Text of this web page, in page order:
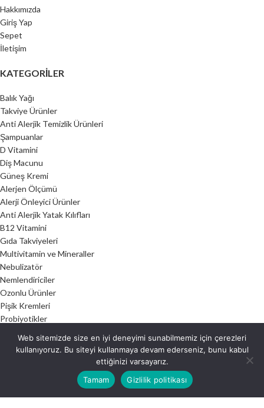
Hakkımızda
Giriş Yap
Sepet
İletişim
KATEGORILER
Balık Yağı
Takviye Ürünler
Anti Alerjik Temizlik Ürünleri
Şampuanlar
D Vitamini
Diş Macunu
Güneş Kremi
Alerjen Ölçümü
Alerji Önleyici Ürünler
Anti Alerjik Yatak Kılıfları
B12 Vitamini
Gıda Takviyeleri
Multivitamin ve Mineraller
Nebulizatör
Nemlendiriciler
Ozonlu Ürünler
Pişik Kremleri
Probiyotikler
Kulak Temizliği ve Bakımı
Hava Temizleme Cihazları
Web sitemizde size en iyi deneyimi sunabilmemiz için çerezleri
kullanıyoruz. Bu siteyi kullanmaya devam ederseniz, bunu kabul
ettiğinizi varsayarız.
Tamam
Gizlilik politikası